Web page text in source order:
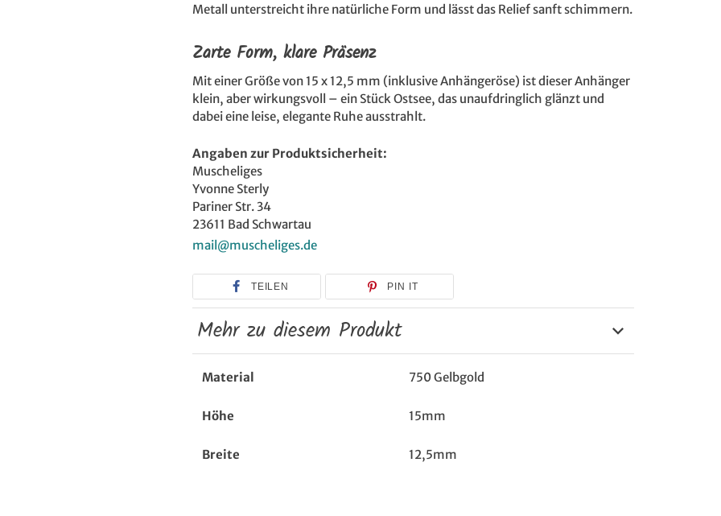
Metall unterstreicht ihre natürliche Form und lässt das Relief sanft schimmern.
Zarte Form, klare Präsenz
Mit einer Größe von 15 x 12,5 mm (inklusive Anhängeröse) ist dieser Anhänger
klein, aber wirkungsvoll – ein Stück Ostsee, das unaufdringlich glänzt und
dabei eine leise, elegante Ruhe ausstrahlt.
Angaben zur Produktsicherheit:
Muscheliges
Yvonne Sterly
Pariner Str. 34
23611 Bad Schwartau
mail@muscheliges.de
TEILEN PIN IT
Mehr zu diesem Produkt
Material 750 Gelbgold
Höhe 15mm
Breite 12,5mm